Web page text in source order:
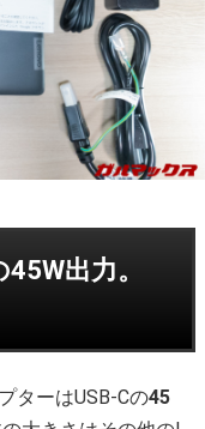
出力。
ターはUSB-Cの45